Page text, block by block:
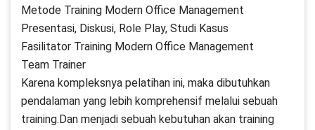
Metode Training Modern Office Management
Presentasi, Diskusi, Role Play, Studi Kasus
Fasilitator Training Modern Office Management
Team Trainer
Karena kompleksnya pelatihan ini, maka dibutuhkan
pendalaman yang lebih komprehensif melalui sebuah
training.Dan menjadi sebuah kebutuhan akan training